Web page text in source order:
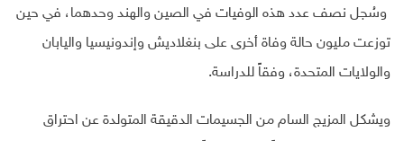
وسُجل نصف عدد هذه الوفيات في الصين والهند وحدهما، في حين
توزعت مليون حالة وفاة أخرى على بنغلاديش وإندونيسيا واليابان
والولايات المتحدة، وفقاً للدراسة.
ويشكل المزيج السام من الجسيمات الدقيقة المتولدة عن احتراق